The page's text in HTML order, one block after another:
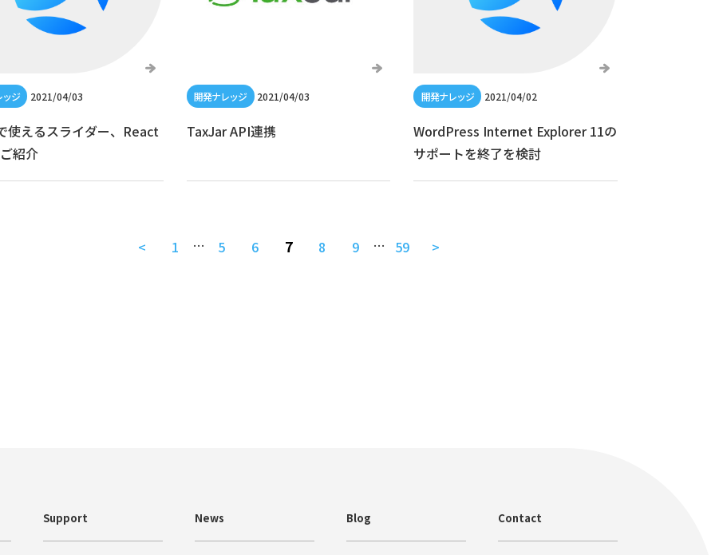
2021/04/03
使えるスライダー、React
紹介
2021/04/03
TaxJar API連携
2021/04/02
WordPress Internet Explorer 11の
サポートを終了を検討
< 1 … 5 6 7 8 9 … 59 >
Support News Blog Contact